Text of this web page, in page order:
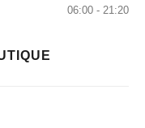
06:00 - 21:20